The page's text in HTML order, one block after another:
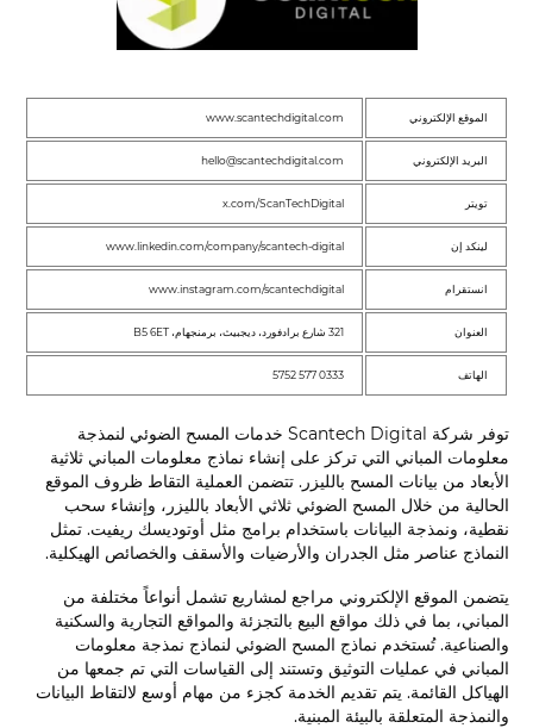
الموقع الإلكتروني www.scantechdigital.com
البريد الإلكتروني hello@scantechdigital.com
تويتر x.com/ScanTechDigital
لينكد إن www.linkedin.com/company/scantech-digital
انستقرام www.instagram.com/scantechdigital
العنوان 321 شارع برادفورد، ديجبيث، برمنجهام، B5 6ET
الهاتف 0333 577 5752
توفر شركة Scantech Digital خدمات المسح الضوئي لنمذجة
معلومات المباني التي تركز على إنشاء نماذج معلومات المباني ثلاثية
الأبعاد من بيانات المسح بالليزر. تتضمن العملية التقاط ظروف الموقع
الحالية من خلال المسح الضوئي ثلاثي الأبعاد بالليزر، وإنشاء سحب
نقطية، ونمذجة البيانات باستخدام برامج مثل أوتوديسك ريفيت. تمثل
النماذج عناصر مثل الجدران والأرضيات والأسقف والخصائص الهيكلية.
يتضمن الموقع الإلكتروني مراجع لمشاريع تشمل أنواعاً مختلفة من
المباني، بما في ذلك مواقع البيع بالتجزئة والمواقع التجارية والسكنية
والصناعية. تُستخدم نماذج المسح الضوئي لنماذج نمذجة معلومات
المباني في عمليات التوثيق وتستند إلى القياسات التي تم جمعها من
الهياكل القائمة. يتم تقديم الخدمة كجزء من مهام أوسع لالتقاط البيانات
والنمذجة المتعلقة بالبيئة المبنية.